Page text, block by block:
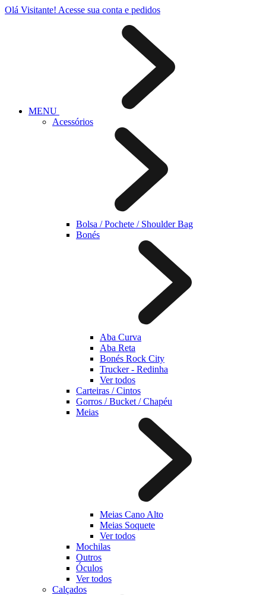
Olá Visitante! Acesse sua conta e pedidos
MENU
Acessórios
Bolsa / Pochete / Shoulder Bag
Bonés
Aba Curva
Aba Reta
Bonés Rock City
Trucker - Redinha
Ver todos
Carteiras / Cintos
Gorros / Bucket / Chapéu
Meias
Meias Cano Alto
Meias Soquete
Ver todos
Mochilas
Outros
Óculos
Ver todos
Calçados